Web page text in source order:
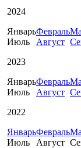
2024
ЯнварьФевраль
Июль
Август
2023
ЯнварьФевраль
Июль
Август
2022
ЯнварьФевраль
Июль
Август